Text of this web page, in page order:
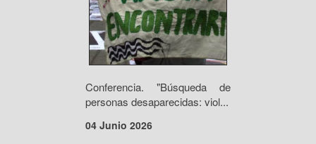
Conferencia. "Búsqueda de
personas desaparecidas: viol...
04 Junio 2026